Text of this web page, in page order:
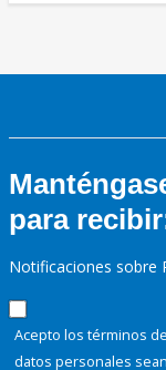
para
Notificaciones sobre
Acepto los términos de
datos personales